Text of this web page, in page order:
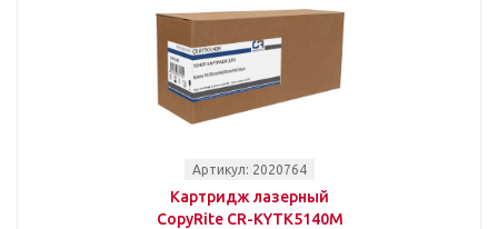
Артикул: 2020764
Картридж лазерный
CopyRite CR-KYTK5140M